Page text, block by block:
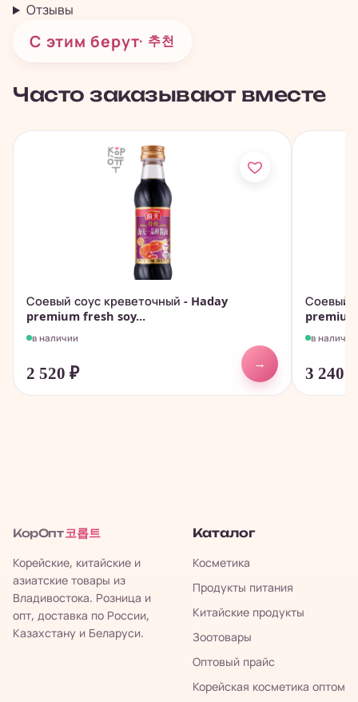
Отзывы
С этим берут· 추천
Часто заказывают вместе
Соевый соус креветочный - Haday
premium fresh soy...
в наличии
2 520 ₽
→
Соевый
в наличии
3 240
КорОпт 코롭트
Корейские, китайские и
азиатские товары из
Владивостока. Розница и
опт, доставка по России,
Казахстану и Беларуси.
Каталог
Косметика
Продукты питания
Китайские продукты
Зоотовары
Оптовый прайс
Корейская косметика оптом